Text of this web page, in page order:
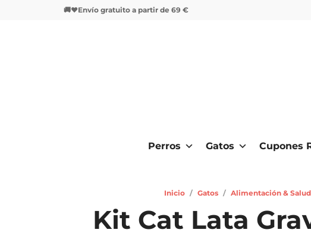
🚚❤️Envío gratuito a partir de 69 €
Perros Gatos Cupones
Inicio / Gatos / Alimentación & Salud
Kit Cat Lata